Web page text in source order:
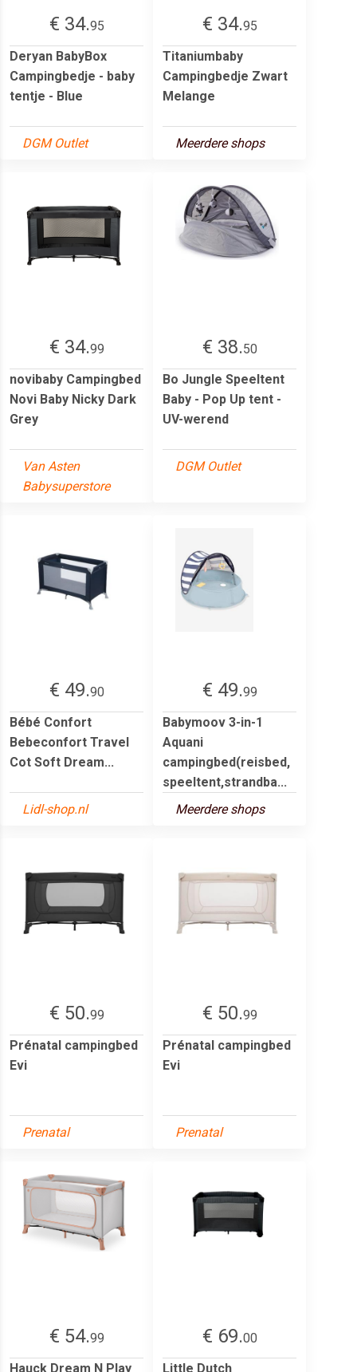
€ 34.95
Deryan BabyBox
Campingbedje - baby
tentje - Blue
DGM Outlet
€ 34.95
Titaniumbaby
Campingbedje Zwart
Melange
Meerdere shops
€ 34.99
novibaby Campingbed
Novi Baby Nicky Dark
Grey
Van Asten
Babysuperstore
€ 38.50
Bo Jungle Speeltent
Baby - Pop Up tent -
UV-werend
DGM Outlet
€ 49.90
Bébé Confort
Bebeconfort Travel
Cot Soft Dream...
Lidl-shop.nl
€ 49.99
Babymoov 3-in-1
Aquani
campingbed(reisbed,
speeltent,strandba...
Meerdere shops
€ 50.99
Prénatal campingbed
Evi
Prenatal
€ 50.99
Prénatal campingbed
Evi
Prenatal
€ 54.99
Hauck Dream N Play
€ 69.00
Little Dutch